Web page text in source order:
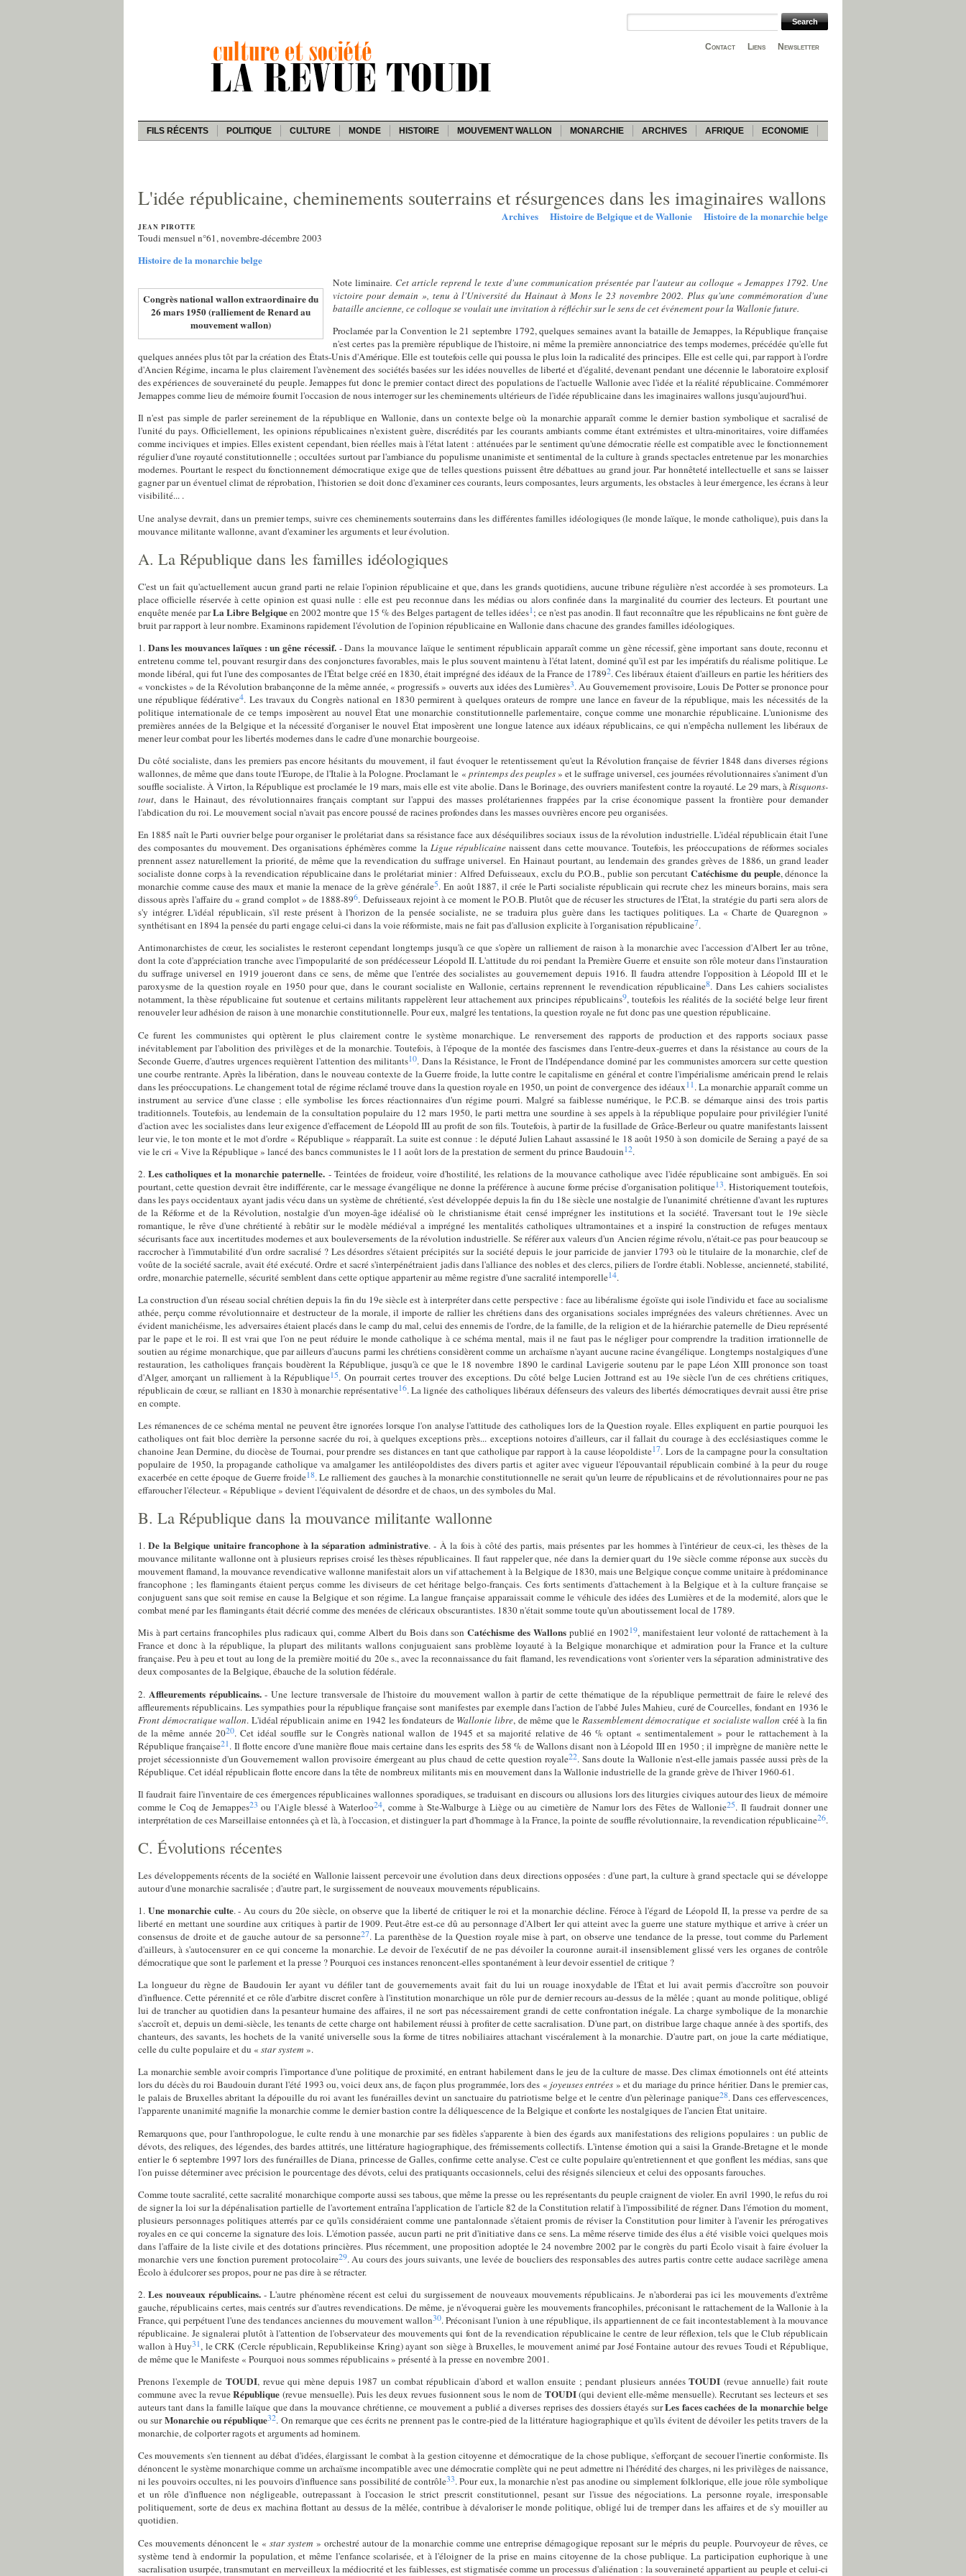
Newsletter
Liens
Contact
FILS RÉCENTS POLITIQUE CULTURE MONDE HISTOIRE MOUVEMENT WALLON MONARCHIE ARCHIVES AFRIQUE ECONOMIE
L'idée républicaine, cheminements souterrains et résurgences dans les imaginaires wallons
Archives Histoire de Belgique et de Wallonie Histoire de la monarchie belge
JEAN PIROTTE
Toudi mensuel n°61, novembre-décembre 2003
Histoire de la monarchie belge
Congrès national wallon extraordinaire du
26 mars 1950 (ralliement de Renard au
mouvement wallon)
Note liminaire. Cet article reprend le texte d'une communication présentée par l'auteur au colloque « Jemappes 1792. Une
victoire pour demain », tenu à l'Université du Hainaut à Mons le 23 novembre 2002. Plus qu'une commémoration d'une
bataille ancienne, ce colloque se voulait une invitation à réfléchir sur le sens de cet événement pour la Wallonie future.
Proclamée par la Convention le 21 septembre 1792, quelques semaines avant la bataille de Jemappes, la République française
n'est certes pas la première république de l'histoire, ni même la première annonciatrice des temps modernes, précédée qu'elle fut
quelques années plus tôt par la création des États-Unis d'Amérique. Elle est toutefois celle qui poussa le plus loin la radicalité des principes. Elle est celle qui, par rapport à l'ordre
d'Ancien Régime, incarna le plus clairement l'avènement des sociétés basées sur les idées nouvelles de liberté et d'égalité, devenant pendant une décennie le laboratoire explosif
des expériences de souveraineté du peuple. Jemappes fut donc le premier contact direct des populations de l'actuelle Wallonie avec l'idée et la réalité républicaine. Commémorer
Jemappes comme lieu de mémoire fournit l'occasion de nous interroger sur les cheminements ultérieurs de l'idée républicaine dans les imaginaires wallons jusqu'aujourd'hui.
Il n'est pas simple de parler sereinement de la république en Wallonie, dans un contexte belge où la monarchie apparaît comme le dernier bastion symbolique et sacralisé de
l'unité du pays. Officiellement, les opinions républicaines n'existent guère, discrédités par les courants ambiants comme étant extrémistes et ultra-minoritaires, voire diffamées
comme inciviques et impies. Elles existent cependant, bien réelles mais à l'état latent : atténuées par le sentiment qu'une démocratie réelle est compatible avec le fonctionnement
régulier d'une royauté constitutionnelle ; occultées surtout par l'ambiance du populisme unanimiste et sentimental de la culture à grands spectacles entretenue par les monarchies
modernes. Pourtant le respect du fonctionnement démocratique exige que de telles questions puissent être débattues au grand jour. Par honnêteté intellectuelle et sans se laisser
gagner par un éventuel climat de réprobation, l'historien se doit donc d'examiner ces courants, leurs composantes, leurs arguments, les obstacles à leur émergence, les écrans à leur
visibilité... .
Une analyse devrait, dans un premier temps, suivre ces cheminements souterrains dans les différentes familles idéologiques (le monde laïque, le monde catholique), puis dans la
mouvance militante wallonne, avant d'examiner les arguments et leur évolution.
A. La République dans les familles idéologiques
C'est un fait qu'actuellement aucun grand parti ne relaie l'opinion républicaine et que, dans les grands quotidiens, aucune tribune régulière n'est accordée à ses promoteurs. La
place officielle réservée à cette opinion est quasi nulle : elle est peu reconnue dans les médias ou alors confinée dans la marginalité du courrier des lecteurs. Et pourtant une
enquête menée parLa Libre Belgiqueen 2002 montre que 15 % des Belges partagent de telles idées1; ce n'est pas anodin. Il faut reconnaître que les républicains ne font guère de
bruit par rapport à leur nombre. Examinons rapidement l'évolution de l'opinion républicaine en Wallonie dans chacune des grandes familles idéologiques.
1. Dans les mouvances laïques : un gêne récessif.- Dans la mouvance laïque le sentiment républicain apparaît comme un gène récessif, gène important sans doute, reconnu et
entretenu comme tel, pouvant resurgir dans des conjonctures favorables, mais le plus souvent maintenu à l'état latent, dominé qu'il est par les impératifs du réalisme politique. Le
monde libéral, qui fut l'une des composantes de l'État belge créé en 1830, était imprégné des idéaux de la France de 17892. Ces libéraux étaient d'ailleurs en partie les héritiers des
« vonckistes » de la Révolution brabançonne de la même année, « progressifs » ouverts aux idées des Lumières3. Au Gouvernement provisoire, Louis De Potter se prononce pour
une république fédérative4. Les travaux du Congrès national en 1830 permirent à quelques orateurs de rompre une lance en faveur de la république, mais les nécessités de la
politique internationale de ce temps imposèrent au nouvel État une monarchie constitutionnelle parlementaire, conçue comme une monarchie républicaine. L'unionisme des
premières années de la Belgique et la nécessité d'organiser le nouvel État imposèrent une longue latence aux idéaux républicains, ce qui n'empêcha nullement les libéraux de
mener leur combat pour les libertés modernes dans le cadre d'une monarchie bourgeoise.
Du côté socialiste, dans les premiers pas encore hésitants du mouvement, il faut évoquer le retentissement qu'eut la Révolution française de février 1848 dans diverses régions
wallonnes, de même que dans toute l'Europe, de l'Italie à la Pologne. Proclamant le « printemps des peuples» et le suffrage universel, ces journées révolutionnaires s'animent d'un
souffle socialiste. À Virton, la République est proclamée le 19 mars, mais elle est vite abolie. Dans le Borinage, des ouvriers manifestent contre la royauté. Le 29 mars, àRisquons-
tout, dans le Hainaut, des révolutionnaires français comptant sur l'appui des masses prolétariennes frappées par la crise économique passent la frontière pour demander
l'abdication du roi. Le mouvement social n'avait pas encore poussé de racines profondes dans les masses ouvrières encore peu organisées.
En 1885 naît le Parti ouvrier belge pour organiser le prolétariat dans sa résistance face aux déséquilibres sociaux issus de la révolution industrielle. L'idéal républicain était l'une
des composantes du mouvement. Des organisations éphémères comme la Ligue républicaine naissent dans cette mouvance. Toutefois, les préoccupations de réformes sociales
prennent assez naturellement la priorité, de même que la revendication du suffrage universel. En Hainaut pourtant, au lendemain des grandes grèves de 1886, un grand leader
socialiste donne corps à la revendication républicaine dans le prolétariat minier : Alfred Defuisseaux, exclu du P.O.B., publie son percutant Catéchisme du peuple, dénonce la
monarchie comme cause des maux et manie la menace de la grève générale5. En août 1887, il crée le Parti socialiste républicain qui recrute chez les mineurs borains, mais sera
dissous après l'affaire du « grand complot » de 1888-896. Defuisseaux rejoint à ce moment le P.O.B. Plutôt que de récuser les structures de l'État, la stratégie du parti sera alors de
s'y intégrer. L'idéal républicain, s'il reste présent à l'horizon de la pensée socialiste, ne se traduira plus guère dans les tactiques politiques. La « Charte de Quaregnon »
synthétisant en 1894 la pensée du parti engage celui-ci dans la voie réformiste, mais ne fait pas d'allusion explicite à l'organisation républicaine7.
Antimonarchistes de cœur, les socialistes le resteront cependant longtemps jusqu'à ce que s'opère un ralliement de raison à la monarchie avec l'accession d'Albert Ier au trône,
dont la cote d'appréciation tranche avec l'impopularité de son prédécesseur Léopold II. L'attitude du roi pendant la Première Guerre et ensuite son rôle moteur dans l'instauration
du suffrage universel en 1919 joueront dans ce sens, de même que l'entrée des socialistes au gouvernement depuis 1916. Il faudra attendre l'opposition à Léopold III et le
paroxysme de la question royale en 1950 pour que, dans le courant socialiste en Wallonie, certains reprennent le revendication républicaine8. Dans Les cahiers socialistes
notamment, la thèse républicaine fut soutenue et certains militants rappelèrent leur attachement aux principes républicains9, toutefois les réalités de la société belge leur firent
renouveler leur adhésion de raison à une monarchie constitutionnelle. Pour eux, malgré les tentations, la question royale ne fut donc pas une question républicaine.
Ce furent les communistes qui optèrent le plus clairement contre le système monarchique. Le renversement des rapports de production et des rapports sociaux passe
inévitablement par l'abolition des privilèges et de la monarchie. Toutefois, à l'époque de la montée des fascismes dans l'entre-deux-guerres et dans la résistance au cours de la
Seconde Guerre, d'autres urgences requièrent l'attention des militants10. Dans la Résistance, le Front de l'Indépendance dominé par les communistes amorcera sur cette question
une courbe rentrante. Après la libération, dans le nouveau contexte de la Guerre froide, la lutte contre le capitalisme en général et contre l'impérialisme américain prend le relais
dans les préoccupations. Le changement total de régime réclamé trouve dans la question royale en 1950, un point de convergence des idéaux11. La monarchie apparaît comme un
instrument au service d'une classe ; elle symbolise les forces réactionnaires d'un régime pourri. Malgré sa faiblesse numérique, le P.C.B. se démarque ainsi des trois partis
traditionnels. Toutefois, au lendemain de la consultation populaire du 12 mars 1950, le parti mettra une sourdine à ses appels à la république populaire pour privilégier l'unité
d'action avec les socialistes dans leur exigence d'effacement de Léopold III au profit de son fils. Toutefois, à partir de la fusillade de Grâce-Berleur ou quatre manifestants laissent
leur vie, le ton monte et le mot d'ordre « République » réapparaît. La suite est connue : le député Julien Lahaut assassiné le 18 août 1950 à son domicile de Seraing a payé de sa
vie le cri « Vive la République » lancé des bancs communistes le 11 août lors de la prestation de serment du prince Baudouin12.
2.Les catholiques et la monarchie paternelle. - Teintées de froideur, voire d'hostilité, les relations de la mouvance catholique avec l'idée républicaine sont ambiguës. En soi
pourtant, cette question devrait être indifférente, car le message évangélique ne donne la préférence à aucune forme précise d'organisation politique13. Historiquement toutefois,
dans les pays occidentaux ayant jadis vécu dans un système de chrétienté, s'est développée depuis la fin du 18e siècle une nostalgie de l'unanimité chrétienne d'avant les ruptures
de la Réforme et de la Révolution, nostalgie d'un moyen-âge idéalisé où le christianisme était censé imprégner les institutions et la société. Traversant tout le 19e siècle
romantique, le rêve d'une chrétienté à rebâtir sur le modèle médiéval a imprégné les mentalités catholiques ultramontaines et a inspiré la construction de refuges mentaux
sécurisants face aux incertitudes modernes et aux bouleversements de la révolution industrielle. Se référer aux valeurs d'un Ancien régime révolu, n'était-ce pas pour beaucoup se
raccrocher à l'immutabilité d'un ordre sacralisé ? Les désordres s'étaient précipités sur la société depuis le jour parricide de janvier 1793 où le titulaire de la monarchie, clef de
voûte de la société sacrale, avait été exécuté. Ordre et sacré s'interpénétraient jadis dans l'alliance des nobles et des clercs, piliers de l'ordre établi. Noblesse, ancienneté, stabilité,
ordre, monarchie paternelle, sécurité semblent dans cette optique appartenir au même registre d'une sacralité intemporelle14.
La construction d'un réseau social chrétien depuis la fin du 19e siècle est à interpréter dans cette perspective : face au libéralisme égoïste qui isole l'individu et face au socialisme
athée, perçu comme révolutionnaire et destructeur de la morale, il importe de rallier les chrétiens dans des organisations sociales imprégnées des valeurs chrétiennes. Avec un
évident manichéisme, les adversaires étaient placés dans le camp du mal, celui des ennemis de l'ordre, de la famille, de la religion et de la hiérarchie paternelle de Dieu représenté
par le pape et le roi. Il est vrai que l'on ne peut réduire le monde catholique à ce schéma mental, mais il ne faut pas le négliger pour comprendre la tradition irrationnelle de
soutien au régime monarchique, que par ailleurs d'aucuns parmi les chrétiens considèrent comme un archaïsme n'ayant aucune racine évangélique. Longtemps nostalgiques d'une
restauration, les catholiques français boudèrent la République, jusqu'à ce que le 18 novembre 1890 le cardinal Lavigerie soutenu par le pape Léon XIII prononce son toast
d'Alger, amorçant un ralliement à la République15. On pourrait certes trouver des exceptions. Du côté belge Lucien Jottrand est au 19e siècle l'un de ces chrétiens critiques,
républicain de cœur, se ralliant en 1830 à monarchie représentative16. La lignée des catholiques libéraux défenseurs des valeurs des libertés démocratiques devrait aussi être prise
en compte.
Les rémanences de ce schéma mental ne peuvent être ignorées lorsque l'on analyse l'attitude des catholiques lors de la Question royale. Elles expliquent en partie pourquoi les
catholiques ont fait bloc derrière la personne sacrée du roi, à quelques exceptions près... exceptions notoires d'ailleurs, car il fallait du courage à des ecclésiastiques comme le
chanoine Jean Dermine, du diocèse de Tournai, pour prendre ses distances en tant que catholique par rapport à la cause léopoldiste17. Lors de la campagne pour la consultation
populaire de 1950, la propagande catholique va amalgamer les antiléopoldistes des divers partis et agiter avec vigueur l'épouvantail républicain combiné à la peur du rouge
exacerbée en cette époque de Guerre froide18. Le ralliement des gauches à la monarchie constitutionnelle ne serait qu'un leurre de républicains et de révolutionnaires pour ne pas
effaroucher l'électeur. « République » devient l'équivalent de désordre et de chaos, un des symboles du Mal.
B. La République dans la mouvance militante wallonne
1.De la Belgique unitaire francophone à la séparation administrative. - À la fois à côté des partis, mais présentes par les hommes à l'intérieur de ceux-ci, les thèses de la
mouvance militante wallonne ont à plusieurs reprises croisé les thèses républicaines. Il faut rappeler que, née dans la dernier quart du 19e siècle comme réponse aux succès du
mouvement flamand, la mouvance revendicative wallonne manifestait alors un vif attachement à la Belgique de 1830, mais une Belgique conçue comme unitaire à prédominance
francophone ; les flamingants étaient perçus comme les diviseurs de cet héritage belgo-français. Ces forts sentiments d'attachement à la Belgique et à la culture française se
conjuguent sans que soit remise en cause la Belgique et son régime. La langue française apparaissait comme le véhicule des idées des Lumières et de la modernité, alors que le
combat mené par les flamingants était décrié comme des menées de cléricaux obscurantistes. 1830 n'était somme toute qu'un aboutissement local de 1789.
Mis à part certains francophiles plus radicaux qui, comme Albert du Bois dans sonCatéchisme des Wallonspublié en 190219, manifestaient leur volonté de rattachement à la
France et donc à la république, la plupart des militants wallons conjuguaient sans problème loyauté à la Belgique monarchique et admiration pour la France et la culture
française. Peu à peu et tout au long de la première moitié du 20e s., avec la reconnaissance du fait flamand, les revendications vont s'orienter vers la séparation administrative des
deux composantes de la Belgique, ébauche de la solution fédérale.
2. Affleurements républicains.- Une lecture transversale de l'histoire du mouvement wallon à partir de cette thématique de la république permettrait de faire le relevé des
affleurements républicains. Les sympathies pour la république française sont manifestes par exemple dans l'action de l'abbé Jules Mahieu, curé de Courcelles, fondant en 1936 le
Front démocratique wallon. L'idéal républicain anime en 1942 les fondateurs deWallonie libre, de même que le Rassemblement démocratique et socialiste wallon créé à la fin
de la même année 2020. Cet idéal souffle sur le Congrès national wallon de 1945 et sa majorité relative de 46 % optant « sentimentalement » pour le rattachement à la
République française21. Il flotte encore d'une manière floue mais certaine dans les esprits des 58 % de Wallons disant non à Léopold III en 1950 ; il imprègne de manière nette le
projet sécessionniste d'un Gouvernement wallon provisoire émergeant au plus chaud de cette question royale22. Sans doute la Wallonie n'est-elle jamais passée aussi près de la
République. Cet idéal républicain flotte encore dans la tête de nombreux militants mis en mouvement dans la Wallonie industrielle de la grande grève de l'hiver 1960-61.
Il faudrait faire l'inventaire de ces émergences républicaines wallonnes sporadiques, se traduisant en discours ou allusions lors des liturgies civiques autour des lieux de mémoire
comme le Coq de Jemappes23 ou l'Aigle blessé à Waterloo24, comme à Ste-Walburge à Liège ou au cimetière de Namur lors des Fêtes de Wallonie25. Il faudrait donner une
interprétation de ces Marseillaise entonnées çà et là, à l'occasion, et distinguer la part d'hommage à la France, la pointe de souffle révolutionnaire, la revendication républicaine26.
C. Évolutions récentes
Les développements récents de la société en Wallonie laissent percevoir une évolution dans deux directions opposées : d'une part, la culture à grand spectacle qui se développe
autour d'une monarchie sacralisée ; d'autre part, le surgissement de nouveaux mouvements républicains.
1. Une monarchie culte. - Au cours du 20e siècle, on observe que la liberté de critiquer le roi et la monarchie décline. Féroce à l'égard de Léopold II, la presse va perdre de sa
liberté en mettant une sourdine aux critiques à partir de 1909. Peut-être est-ce dû au personnage d'Albert Ier qui atteint avec la guerre une stature mythique et arrive à créer un
consensus de droite et de gauche autour de sa personne27. La parenthèse de la Question royale mise à part, on observe une tendance de la presse, tout comme du Parlement
d'ailleurs, à s'auto­censurer en ce qui concerne la monarchie. Le devoir de l'exécutif de ne pas dévoiler la couronne aurait-il insensiblement glissé vers les organes de contrôle
démocratique que sont le parlement et la presse ? Pourquoi ces instances renoncent-elles spontanément à leur devoir essentiel de critique ?
La longueur du règne de Baudouin Ier ayant vu défiler tant de gouvernements avait fait du lui un rouage inoxydable de l'État et lui avait permis d'accroître son pouvoir
d'influence. Cette pérennité et ce rôle d'arbitre discret confère à l'institution monarchique un rôle pur de dernier recours au-dessus de la mêlée ; quant au monde politique, obligé
lui de trancher au quotidien dans la pesanteur humaine des affaires, il ne sort pas nécessairement grandi de cette confrontation inégale. La charge symbolique de la monarchie
s'accroît et, depuis un demi-siècle, les tenants de cette charge ont habilement réussi à profiter de cette sacralisation. D'une part, on distribue large chaque année à des sportifs, des
chanteurs, des savants, les hochets de la vanité universelle sous la forme de titres nobiliaires attachant viscéralement à la monarchie. D'autre part, on joue la carte médiatique,
celle du culte populaire et du « star system ».
La monarchie semble avoir compris l'importance d'une politique de proximité, en entrant habilement dans le jeu de la culture de masse. Des climax émotionnels ont été atteints
lors du décès du roi Baudouin durant l'été 1993 ou, voici deux ans, de façon plus programmée, lors des « joyeuses entrées » et du mariage du prince héritier. Dans le premier cas,
le palais de Bruxelles abritant la dépouille du roi avant les funérailles devint un sanctuaire du patriotisme belge et le centre d'un pèlerinage panique28. Dans ces effervescences,
l'apparente unanimité magnifie la monarchie comme le dernier bastion contre la déliquescence de la Belgique et conforte les nostalgiques de l'ancien État unitaire.
Remarquons que, pour l'anthropologue, le culte rendu à une monarchie par ses fidèles s'apparente à bien des égards aux manifestations des religions populaires : un public de
dévots, des reliques, des légendes, des bardes attitrés, une littérature hagiographique, des frémissements collectifs. L'intense émotion qui a saisi la Grande-Bretagne et le monde
entier le 6 septembre 1997 lors des funérailles de Diana, princesse de Galles, confirme cette analyse. C'est ce culte populaire qu'entretiennent et que gonflent les médias, sans que
l'on puisse déterminer avec précision le pourcentage des dévots, celui des pratiquants occasionnels, celui des résignés silencieux et celui des opposants farouches.
Comme toute sacralité, cette sacralité monarchique comporte aussi ses tabous, que même la presse ou les représentants du peuple craignent de violer. En avril 1990, le refus du roi
de signer la loi sur la dépénalisation partielle de l'avortement entraîna l'application de l'article 82 de la Constitution relatif à l'impossibilité de régner. Dans l'émotion du moment,
plusieurs personnages politiques atterrés par ce qu'ils considéraient comme une pantalonnade s'étaient promis de réviser la Constitution pour limiter à l'avenir les prérogatives
royales en ce qui concerne la signature des lois. L'émotion passée, aucun parti ne prit d'initiative dans ce sens. La même réserve timide des élus a été visible voici quelques mois
dans l'affaire de la liste civile et des dotations princières. Plus récemment, une proposition adoptée le 24 novembre 2002 par le congrès du parti Écolo visait à faire évoluer la
monarchie vers une fonction purement protocolaire29. Au cours des jours suivants, une levée de boucliers des responsables des autres partis contre cette audace sacrilège amena
Écolo à édulcorer ses propos, pour ne pas dire à se rétracter.
2.Les nouveaux républicains.- L'autre phénomène récent est celui du surgissement de nouveaux mouvements républicains. Je n'aborderai pas ici les mouvements d'extrême
gauche, républicains certes, mais centrés sur d'autres revendications. De même, je n'évoquerai guère les mouvements francophiles, préconisant le rattachement de la Wallonie à la
France, qui perpétuent l'une des tendances anciennes du mouvement wallon30. Préconisant l'union à une république, ils appartiennent de ce fait incontestablement à la mouvance
républicaine. Je signalerai plutôt à l'attention de l'observateur des mouvements qui font de la revendication républicaine le centre de leur réflexion, tels que le Club républicain
wallon à Huy31, le CRK (Cercle républicain, Republikeinse Kring) ayant son siège à Bruxelles, le mouvement animé par José Fontaine autour des revues Toudi et République,
de même que le Manifeste « Pourquoi nous sommes républicains » présenté à la presse en novembre 2001.
Prenons l'exemple de TOUDI, revue qui mène depuis 1987 un combat républicain d'abord et wallon ensuite ; pendant plusieurs annéesTOUDI (revue annuelle) fait route
commune avec la revueRépublique(revue mensuelle). Puis les deux revues fusionnent sous le nom de TOUDI(qui devient elle-même mensuelle). Recrutant ses lecteurs et ses
auteurs tant dans la famille laïque que dans la mouvance chrétienne, ce mouvement a publié a diverses reprises des dossiers étayés surLes faces cachées de la monarchie belge
ou surMonarchie ou république32. On remarque que ces écrits ne prennent pas le contre-pied de la littérature hagiographique et qu'ils évitent de dévoiler les petits travers de la
monarchie, de colporter ragots et arguments ad hominem.
Ces mouvements s'en tiennent au débat d'idées, élargissant le combat à la gestion citoyenne et démocratique de la chose publique, s'efforçant de secouer l'inertie conformiste. Ils
dénoncent le système monarchique comme un archaïsme incompatible avec une démocratie complète qui ne peut admettre ni l'hérédité des charges, ni les privilèges de naissance,
ni les pouvoirs occultes, ni les pouvoirs d'influence sans possibilité de contrôle33. Pour eux, la monarchie n'est pas anodine ou simplement folklorique, elle joue rôle symbolique
et un rôle d'influence non négligeable, outrepassant à l'occasion le strict prescrit constitutionnel, pesant sur l'issue des négociations. La personne royale, irresponsable
politiquement, sorte de deus ex machina flottant au dessus de la mêlée, contribue à dévaloriser le monde politique, obligé lui de tremper dans les affaires et de s'y mouiller au
quotidien.
Ces mouvements dénoncent le « star system » orchestré autour de la monarchie comme une entreprise démagogique reposant sur le mépris du peuple. Pourvoyeur de rêves, ce
système tend à endormir la population, et même l'enfance scolarisée, et à l'éloigner de la prise en mains citoyenne de la chose publique. La participation euphorique à une
sacralisation usurpée, transmutant en merveilleux la médiocrité et les faiblesses, est stigmatisée comme un processus d'aliénation : la souveraineté appartient au peuple et celui-ci